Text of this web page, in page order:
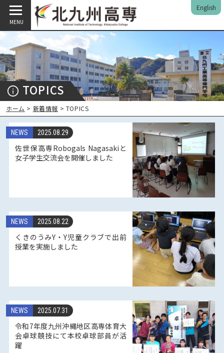
MENU
English
TOPICS
ホーム > 新着情報 > TOPICS
2025.08.29
NEWS
佐世保高専Robogals Nagasakiと
女子学生交流会を開催しました
2025.08.22
NEWS
くきのうみY・Y児童クラブで出前
授業を実施しました
2025.07.31
NEWS
令和7年度九州沖縄地区高専体育大
会卓球競技にて本校卓球部員が活
躍